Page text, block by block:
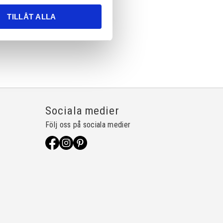
TILLÅT ALLA
Sociala medier
Följ oss på sociala medier